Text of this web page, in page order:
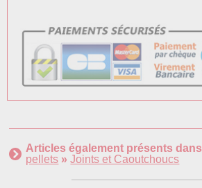
Articles également présents dans
pellets »Joints et Caoutchoucs